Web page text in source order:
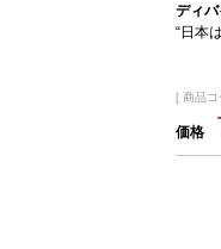
ディ
“日本
[ 商品
価格